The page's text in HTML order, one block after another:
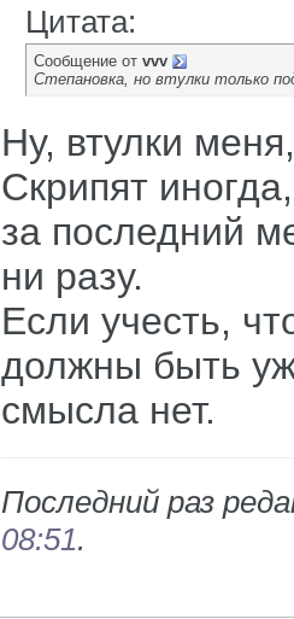
Цитата:
Сообщение от vvv
Степановка, но втулки только
Ну, втулки
Скрипят
за последний
ни разу.
Если учесть,
должны быть
смысла нет.
Последний раз
08:51.